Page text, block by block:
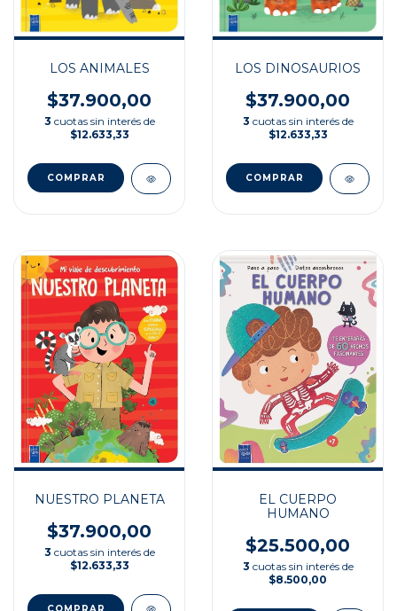
LOS ANIMALES
$37.900,00
3 cuotas sin interés de
$12.633,33
LOS DINOSAURIOS
$37.900,00
3 cuotas sin interés de
$12.633,33
NUESTRO PLANETA
$37.900,00
3 cuotas sin interés de
$12.633,33
EL CUERPO
HUMANO
$25.500,00
3 cuotas sin interés de
$8.500,00